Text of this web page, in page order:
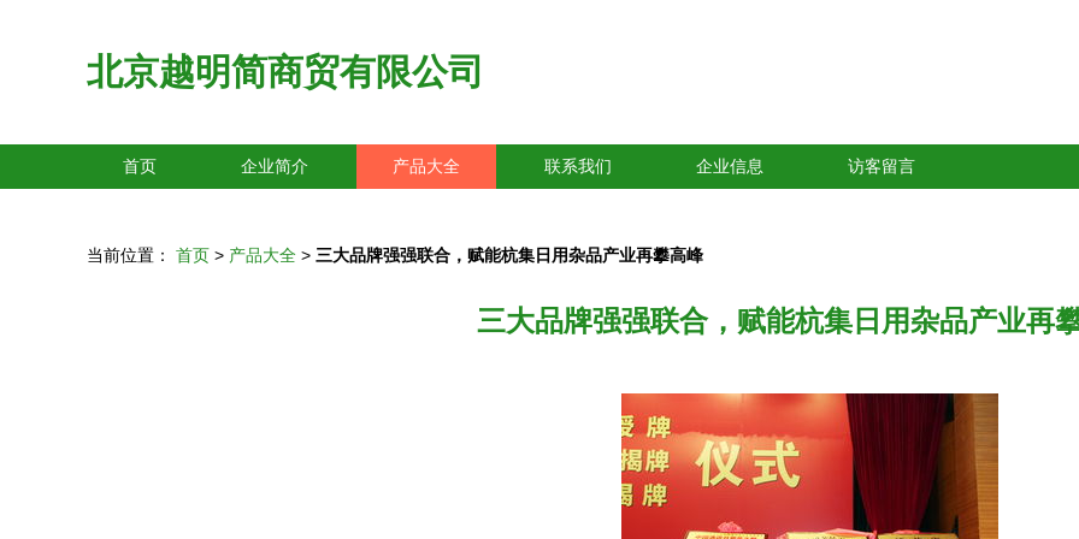
北京越明简商贸有限公司
首页 企业简介 产品大全 联系我们 企业信息 访客留言
当前位置： 首页 > 产品大全 > 三大品牌强强联合，赋能杭集日用杂品产业再攀高峰
三大品牌强强联合，赋能杭集日用杂品产业再